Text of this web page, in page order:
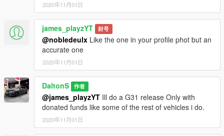
2020年11月01日
james_playzYT 封号
@nobledeulx Like the one in your profile phot but an
accurate one
2020年11月01日
DaltonS 作者
@james_playzYT Ill do a G31 release Only with
donated funds like some of the rest of vehicles i do.
2020年11月01日